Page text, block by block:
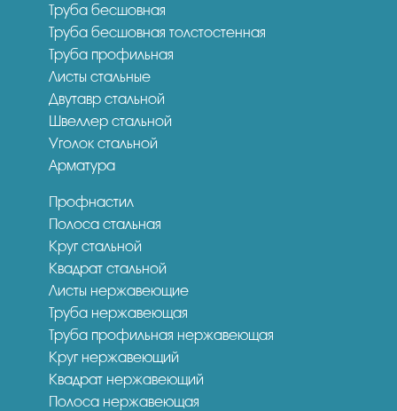
Труба бесшовная
Труба бесшовная толстостенная
Труба профильная
Листы стальные
Двутавр стальной
Швеллер стальной
Уголок стальной
Арматура
Профнастил
Полоса стальная
Круг стальной
Квадрат стальной
Листы нержавеющие
Труба нержавеющая
Труба профильная нержавеющая
Круг нержавеющий
Квадрат нержавеющий
Полоса нержавеющая